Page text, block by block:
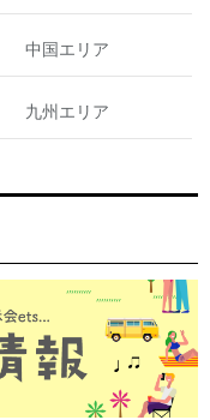
中国エリア
九州エリア